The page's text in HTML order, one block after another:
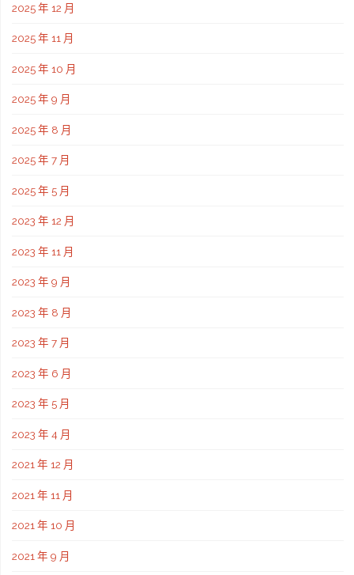
2025 年 12 月
2025 年 11 月
2025 年 10 月
2025 年 9 月
2025 年 8 月
2025 年 7 月
2025 年 5 月
2023 年 12 月
2023 年 11 月
2023 年 9 月
2023 年 8 月
2023 年 7 月
2023 年 6 月
2023 年 5 月
2023 年 4 月
2021 年 12 月
2021 年 11 月
2021 年 10 月
2021 年 9 月